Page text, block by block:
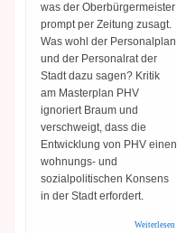
was der Oberbürgermeister
prompt per Zeitung zusagt.
Was wohl der Personalplan
und der Personalrat der
Stadt dazu sagen? Kritik
am Masterplan PHV
ignoriert Braum und
verschweigt, dass die
Entwicklung von PHV einen
wohnungs- und
sozialpolitischen Konsens
in der Stadt erfordert.
Weiterlesen